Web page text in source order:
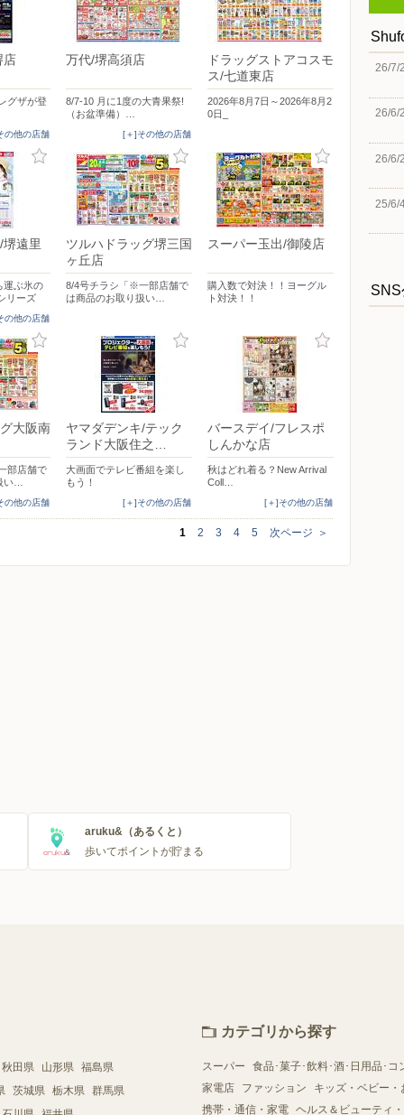
店
グザが登
の他の店舗
万代/堺高須店
8/7-10 月に1度の大青果祭!
（お盆準備）…
[＋]その他の店舗
ドラッグストアコスモ
ス/七道東店
2026年8月7日～2026年8月2
0日_
遠里
運ぶ氷の
リーズ
の他の店舗
ツルハドラッグ堺三国
ヶ丘店
8/4号チラシ「※一部店舗で
は商品のお取り扱い…
スーパー玉出/御陵店
購入数で対決！！ヨーグル
ト対決！！
大阪南
部店舗で
い…
の他の店舗
ヤマダデンキ/テック
ランド大阪住之…
大画面でテレビ番組を楽し
もう！
[＋]その他の店舗
バースデイ/フレスポ
しんかな店
秋はどれ着る？New Arrival
Coll…
[＋]その他の店舗
1 2 3 4 5 次ページ ＞
26/7/
26/6/
26/6/
25/6/
aruku&（あるくと）
歩いてポイントが貯まる
秋田県 山形県 福島県
茨城県 栃木県 群馬県
カテゴリから探す
スーパー
食品･菓子･飲料･酒･日用品･コ
家電店
ファッション
キッズ・ベビー・
携帯・通信・家電 ヘルス＆ビューティ